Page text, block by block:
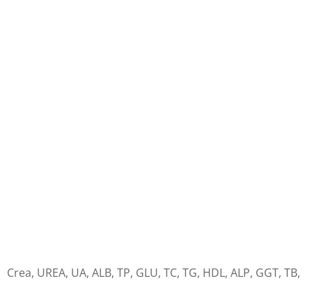
Crea, UREA, UA, ALB, TP, GLU, TC, TG, HDL, ALP, GGT, TB,